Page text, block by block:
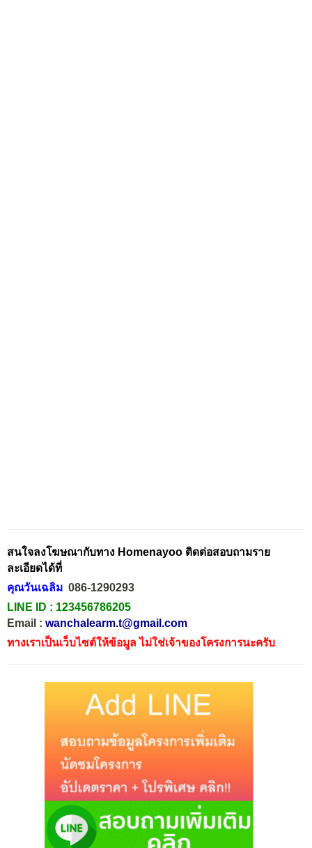
สนใจลงโฆษณากับทาง Homenayoo ติดต่อสอบถามราย
ละเอียดได้ที่
คุณวันเฉลิม 086-1290293
LINE ID : 123456786205
Email : wanchalearm.t@gmail.com
ทางเราเป็นเว็บไซต์ให้ข้อมูล ไม่ใช่เจ้าของโครงการนะครับ